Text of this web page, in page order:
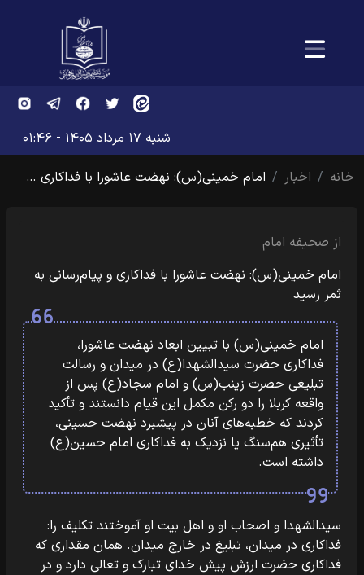
شنبه ۱۷ مرداد ۱۴۰۵ - ۰۱:۴۶
خانه
اخبار امام خمینی(س): نهضت عاشورا با فداکاری …
از صحیفه امام
امام خمینی(س): نهضت عاشورا با فداکاری و پیام‌رسانی به
ثمر رسید
امام خمینی(س) با تبیین ابعاد نهضت عاشورا،
فداکاری حضرت سیدالشهدا(ع) در میدان و رسالت
تبلیغی حضرت زینب(س) و امام سجاد(ع) پس از
واقعه کربلا را دو رکن مکمل این قیام دانستند و تأکید
کردند که خطبه‌های آنان در پیشبرد نهضت حسینی،
تأثیری هم‌سنگ یا نزدیک به فداکاری امام حسین(ع)
داشته است.
سیدالشهدا و اصحاب او و اهل بیت او آموختند تکلیف را:
فداکاری در میدان، تبلیغ در‏ خارج میدان. همان مقداری که
فداکاری حضرت ارزش پیش خدای تبارک و تعالی دارد‏‎ ‎‏و در